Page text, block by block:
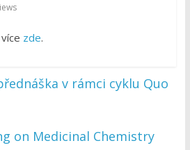
zde.
v rámci cyklu Quo
on Medicinal Chemistry